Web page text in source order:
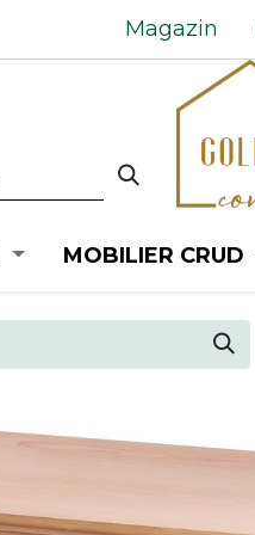
Magazin
MOBILIER CRUD